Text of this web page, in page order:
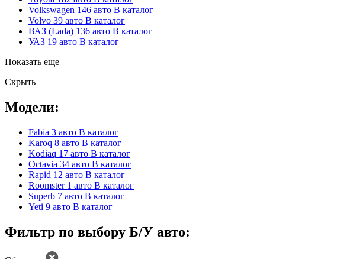
Volkswagen 146 авто В каталог
Volvo 39 авто В каталог
ВАЗ (Lada) 136 авто В каталог
УАЗ 19 авто В каталог
Показать еще
Скрыть
Модели:
Fabia 3 авто В каталог
Karoq 8 авто В каталог
Kodiaq 17 авто В каталог
Octavia 34 авто В каталог
Rapid 12 авто В каталог
Roomster 1 авто В каталог
Superb 7 авто В каталог
Yeti 9 авто В каталог
Фильтр по выбору Б/У авто: